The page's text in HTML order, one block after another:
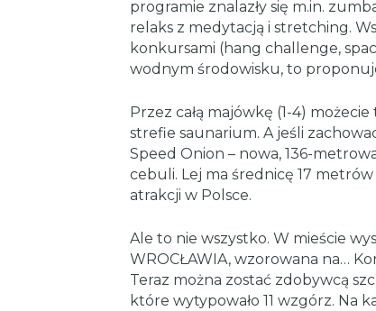
programie znalazły się m.in.
relaks z medytacją i stretching.
konkursami (hang challenge,
wodnym środowisku, to
Przez całą majówkę (1-4)
strefie saunarium. A jeśli
Speed Onion – nowa, 136-
cebuli. Lej ma średnicę 17
atrakcji w Polsce.
Ale to nie wszystko. W mieście
WROCŁAWIA, wzorowana na…
Teraz można zostać zdobywcą
które wytypowało 11 wzgórz. Na